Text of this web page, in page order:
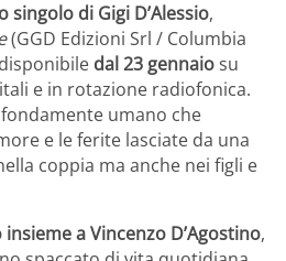
singolo di Gigi D’Alessio,
(GGD Edizioni Srl / Columbia
dal 23 gennaiosu
e in rotazione radiofonica.
umano che
e le ferite lasciate da una
coppia ma anche nei figli e
insieme a Vincenzo D’Agostino,